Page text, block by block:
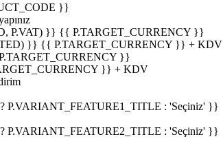
}}
P.VAT) }} {{ P.TARGET_CURRENCY }}
}} {{ P.TARGET_CURRENCY }} + KDV
}}
}} + KDV
P.VARIANT_FEATURE1_TITLE : 'Seçiniz' }}
P.VARIANT_FEATURE2_TITLE : 'Seçiniz' }}